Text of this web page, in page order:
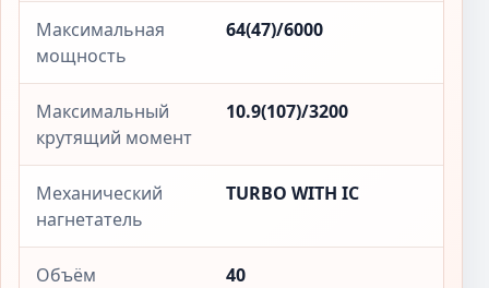
Максимальная
мощность
64(47)/6000
Максимальный
крутящий момент
10.9(107)/3200
Механический
нагнетатель
TURBO WITH IC
Объём
40